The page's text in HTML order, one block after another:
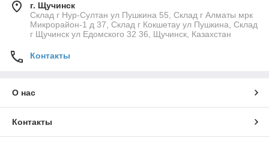
г. Щучинск
Склад г Нур-Султан ул Пушкина 55, Склад г Алматы мрк
Микрорайон-1 д 37, Склад г Кокшетау ул Пушкина, Склад
г Щучинск ул Едомского 32 36, Щучинск, Казахстан
Контакты
О нас
Контакты